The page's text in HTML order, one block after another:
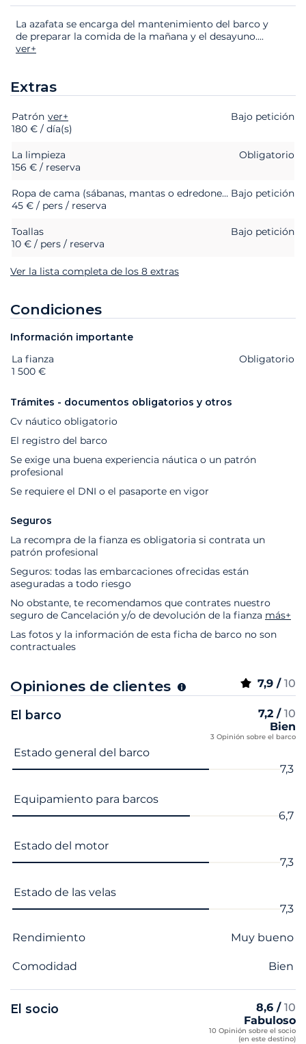
La azafata se encarga del mantenimiento del barco y
de preparar la comida de la mañana y el desayuno....
ver+
Extras
Extras Estado
Patrón ver+
Bajo petición
180 € / día(s)
La limpieza
Obligatorio
156 € / reserva
Ropa de cama (sábanas, mantas o edredones, almohadas y fundas de almohada) Bajo petición
45 € / pers / reserva
Toallas
Bajo petición
10 € / pers / reserva
Ver la lista completa de los 8 extras
Condiciones
Información importante
Extras Estado
La fianza
Obligatorio
1 500 €
Trámites - documentos obligatorios y otros
Cv náutico obligatorio
El registro del barco
Se exige una buena experiencia náutica o un patrón
profesional
Se requiere el DNI o el pasaporte en vigor
Seguros
La recompra de la fianza es obligatoria si contrata un
patrón profesional
Seguros: todas las embarcaciones ofrecidas están
aseguradas a todo riesgo
No obstante, te recomendamos que contrates nuestro
seguro de Cancelación y/o de devolución de la fianza más+
Las fotos y la información de esta ficha de barco no son
contractuales
Opiniones de clientes 7,9 / 10
El barco 7,2 / 10
Bien
3 Opinión sobre el barco
Nombre del criterio Nota
Estado general del barco
7,3
Equipamiento para barcos
6,7
Estado del motor
7,3
Estado de las velas
7,3
Rendimiento Muy bueno
Comodidad Bien
El socio 8,6 / 10
Fabuloso
10 Opinión sobre el socio
(en este destino)